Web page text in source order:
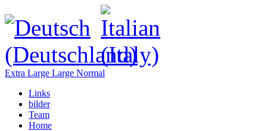
Extra Large Large Normal
Links
bilder
Team
Home